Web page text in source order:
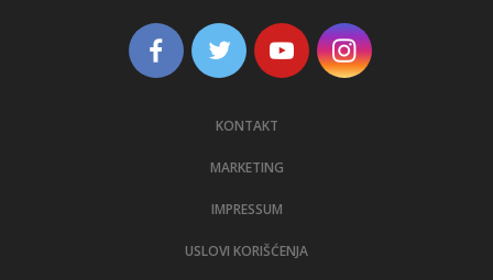
KONTAKT
MARKETING
IMPRESSUM
USLOVI KORIŠĆENJA